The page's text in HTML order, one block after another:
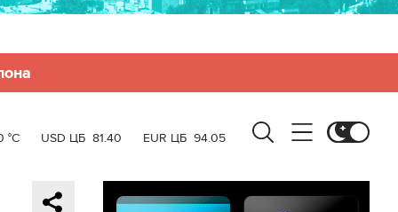
°C USD ЦБ 81.40 EUR ЦБ 94.05